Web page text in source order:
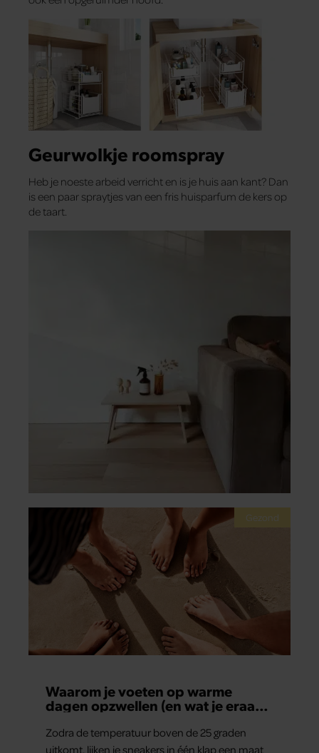
Geurwolkje roomspray
Heb je noeste arbeid verricht en is je huis aan kant? Dan
is een paar spraytjes van een fris huisparfum de kers op
de taart.
Gezond
Waarom je voeten op warme
dagen opzwellen (en wat je eraan
Zodra de temperatuur boven de 25 graden
uitkomt, lijken je sneakers in één klap een maat